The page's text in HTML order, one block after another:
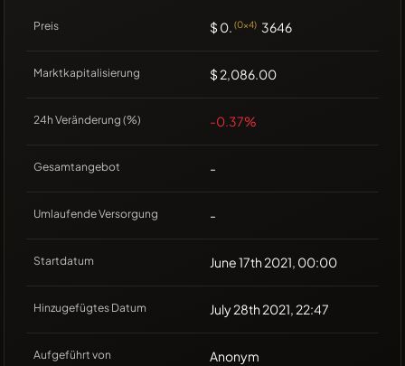
Preis $ 0. (0x4) 3646
Marktkapitalisierung $ 2,086.00
24h Veränderung (%) -0.37%
Gesamtangebot -
Umlaufende Versorgung -
Startdatum June 17th 2021, 00:00
Hinzugefügtes Datum July 28th 2021, 22:47
Aufgeführt von Anonym